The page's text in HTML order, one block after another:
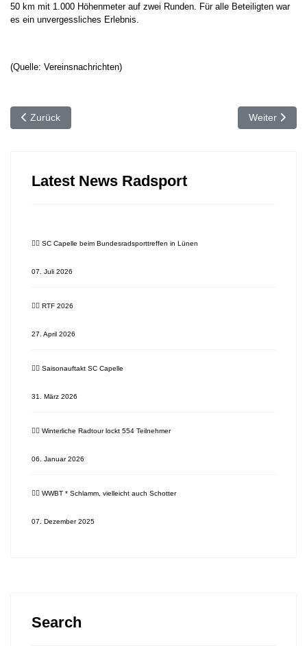
50 km mit 1.000 Höhenmeter auf zwei Runden. Für alle Beteiligten war
es ein unvergessliches Erlebnis.
(Quelle: Vereinsnachrichten)
Vorheriger Beitrag: 🚴‍♂️ WWBT * Schlamm, vielleicht auch Schotter
Zurück Nächster
Weiter
Latest News Radsport
🚴‍♂️ SC Capelle beim Bundesradsporttreffen in Lünen
07. Juli 2026
🚴‍♂️ RTF 2026
27. April 2026
🚴‍♂️ Saisonauftakt SC Capelle
31. März 2026
🚴‍♂️ Winterliche Radtour lockt 554 Teilnehmer
06. Januar 2026
🚴‍♂️ WWBT * Schlamm, vielleicht auch Schotter
07. Dezember 2025
Search